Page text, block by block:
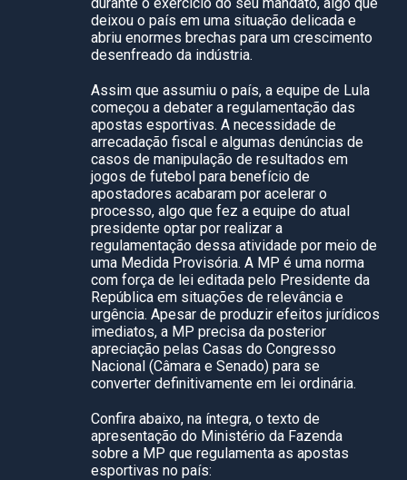
deixou o país em uma situação delicada e
abriu enormes brechas para um crescimento
desenfreado da indústria.
Assim que assumiu o país, a equipe de Lula
começou a debater a regulamentação das
apostas esportivas. A necessidade de
arrecadação fiscal e algumas denúncias de
casos de manipulação de resultados em
jogos de futebol para benefício de
apostadores acabaram por acelerar o
processo, algo que fez a equipe do atual
presidente optar por realizar a
regulamentação dessa atividade por meio de
uma Medida Provisória. A MP é uma norma
com força de lei editada pelo Presidente da
República em situações de relevância e
urgência. Apesar de produzir efeitos jurídicos
imediatos, a MP precisa da posterior
apreciação pelas Casas do Congresso
Nacional (Câmara e Senado) para se
converter definitivamente em lei ordinária.
Confira abaixo, na íntegra, o texto de
apresentação do Ministério da Fazenda
sobre a MP que regulamenta as apostas
esportivas no país: